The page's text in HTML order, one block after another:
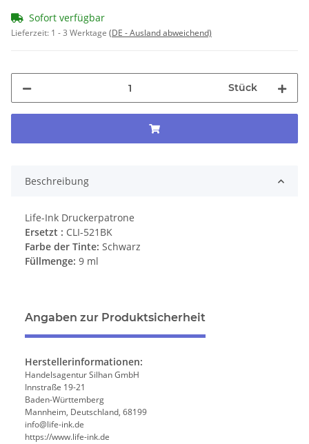
Sofort verfügbar
Lieferzeit: 1 - 3 Werktage (DE - Ausland abweichend)
Stück
Beschreibung
Life-Ink Druckerpatrone
Ersetzt : CLI-521BK
Farbe der Tinte: Schwarz
Füllmenge: 9 ml
Angaben zur Produktsicherheit
Herstellerinformationen:
Handelsagentur Silhan GmbH
Innstraße 19-21
Baden-Württemberg
Mannheim, Deutschland, 68199
info@life-ink.de
https://www.life-ink.de